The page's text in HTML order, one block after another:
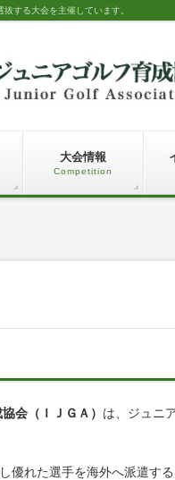
する大会を主催しています。
大会情報
Competition
会（ＩＪＧＡ） は、ジュニ
優れた選手を海外へ派遣す